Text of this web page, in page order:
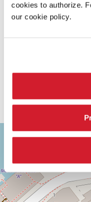
cookies to authorize.
our cookie policy.
ASTRA
Corfù,
9
30126
Lido
di